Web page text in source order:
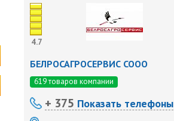
4.7
БЕЛРОСАГРОСЕРВИС СООО
619 товаров компании
+ 375 Показать телефоны